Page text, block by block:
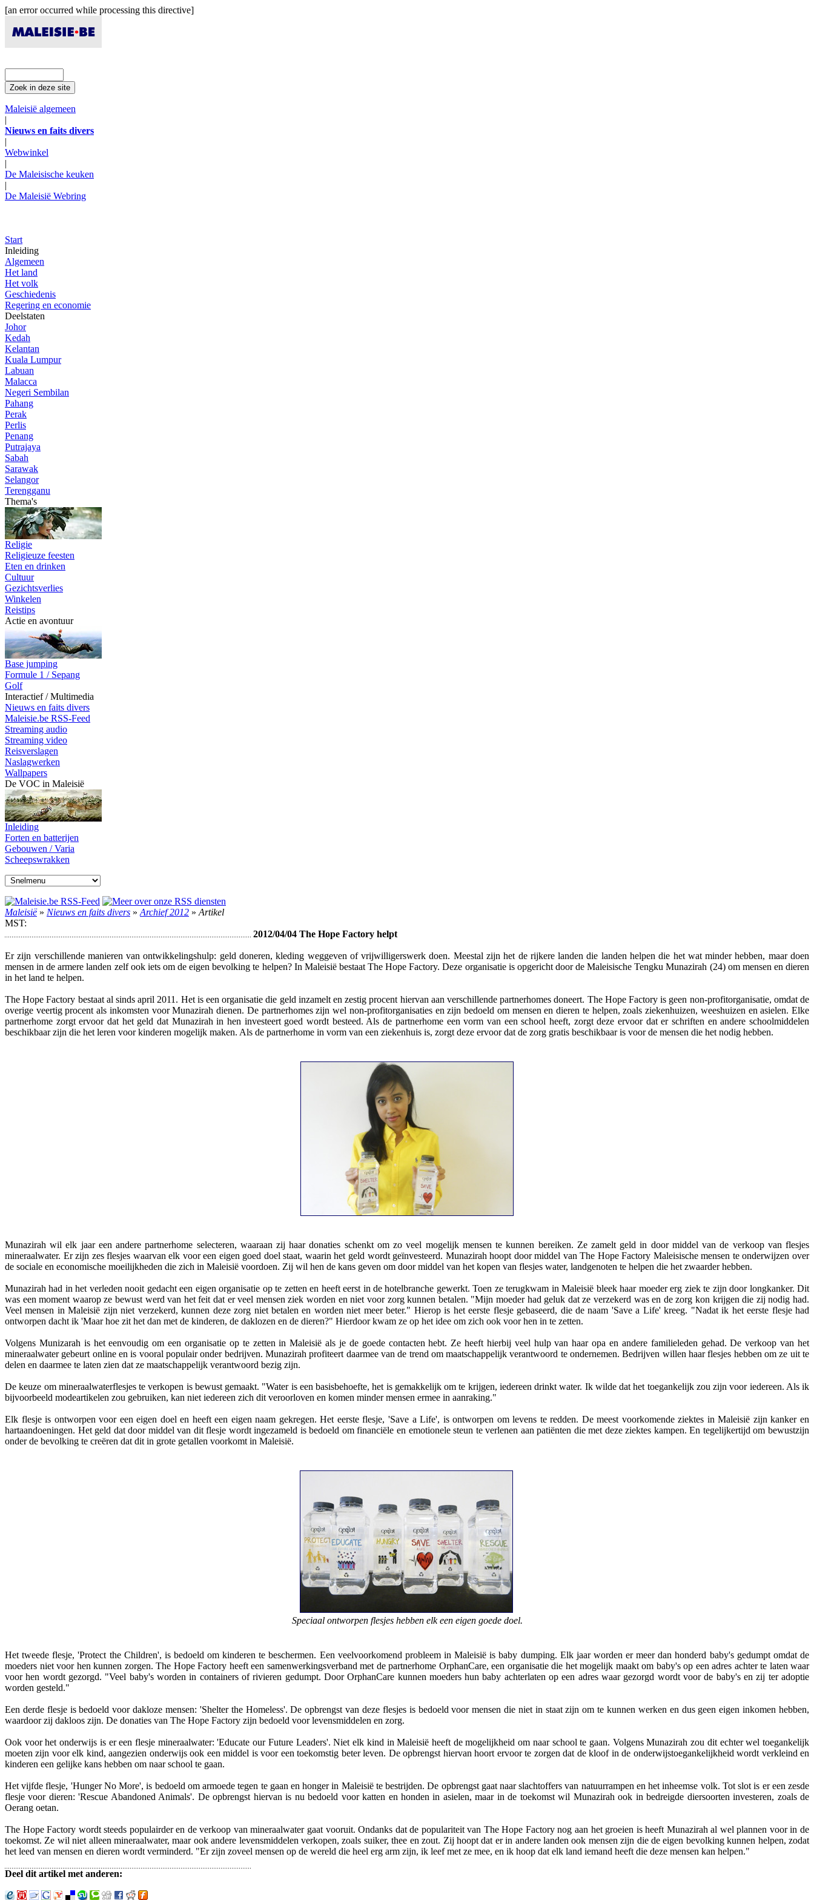
[an error occurred while processing this directive]
Maleisië algemeen
|
Nieuws en faits divers
|
Webwinkel
|
De Maleisische keuken
|
De Maleisië Webring
Start
Inleiding
Algemeen
Het land
Het volk
Geschiedenis
Regering en economie
Deelstaten
Johor
Kedah
Kelantan
Kuala Lumpur
Labuan
Malacca
Negeri Sembilan
Pahang
Perak
Perlis
Penang
Putrajaya
Sabah
Sarawak
Selangor
Terengganu
Thema's
Religie
Religieuze feesten
Eten en drinken
Cultuur
Gezichtsverlies
Winkelen
Reistips
Actie en avontuur
Base jumping
Formule 1 / Sepang
Golf
Interactief / Multimedia
Nieuws en faits divers
Maleisie.be RSS-Feed
Streaming audio
Streaming video
Reisverslagen
Naslagwerken
Wallpapers
De VOC in Maleisië
Inleiding
Forten en batterijen
Gebouwen / Varia
Scheepswrakken
Maleisië» Nieuws en faits divers » Archief 2012 » Artikel
MST:
2012/04/04 The Hope Factory helpt
Er zijn verschillende manieren van ontwikkelingshulp: geld doneren, kleding weggeven of vrijwilligerswerk doen. Meestal zijn het de rijkere landen die landen helpen die het wat minder hebben, maar doen
mensen in de armere landen zelf ook iets om de eigen bevolking te helpen? In Maleisië bestaat The Hope Factory. Deze organisatie is opgericht door de Maleisische Tengku Munazirah (24) om mensen en dieren
in het land te helpen.
The Hope Factory bestaat al sinds april 2011. Het is een organisatie die geld inzamelt en zestig procent hiervan aan verschillende partnerhomes doneert. The Hope Factory is geen non-profitorganisatie, omdat de
overige veertig procent als inkomsten voor Munazirah dienen. De partnerhomes zijn wel non-profitorganisaties en zijn bedoeld om mensen en dieren te helpen, zoals ziekenhuizen, weeshuizen en asielen. Elke
partnerhome zorgt ervoor dat het geld dat Munazirah in hen investeert goed wordt besteed. Als de partnerhome een vorm van een school heeft, zorgt deze ervoor dat er schriften en andere schoolmiddelen
beschikbaar zijn die het leren voor kinderen mogelijk maken. Als de partnerhome in vorm van een ziekenhuis is, zorgt deze ervoor dat de zorg gratis beschikbaar is voor de mensen die het nodig hebben.
Munazirah wil elk jaar een andere partnerhome selecteren, waaraan zij haar donaties schenkt om zo veel mogelijk mensen te kunnen bereiken. Ze zamelt geld in door middel van de verkoop van flesjes
mineraalwater. Er zijn zes flesjes waarvan elk voor een eigen goed doel staat, waarin het geld wordt geïnvesteerd. Munazirah hoopt door middel van The Hope Factory Maleisische mensen te onderwijzen over
de sociale en economische moeilijkheden die zich in Maleisië voordoen. Zij wil hen de kans geven om door middel van het kopen van flesjes water, landgenoten te helpen die het zwaarder hebben.
Munazirah had in het verleden nooit gedacht een eigen organisatie op te zetten en heeft eerst in de hotelbranche gewerkt. Toen ze terugkwam in Maleisië bleek haar moeder erg ziek te zijn door longkanker. Dit
was een moment waarop ze bewust werd van het feit dat er veel mensen ziek worden en niet voor zorg kunnen betalen. "Mijn moeder had geluk dat ze verzekerd was en de zorg kon krijgen die zij nodig had.
Veel mensen in Maleisië zijn niet verzekerd, kunnen deze zorg niet betalen en worden niet meer beter." Hierop is het eerste flesje gebaseerd, die de naam 'Save a Life' kreeg. "Nadat ik het eerste flesje had
ontworpen dacht ik 'Maar hoe zit het dan met de kinderen, de daklozen en de dieren?" Hierdoor kwam ze op het idee om zich ook voor hen in te zetten.
Volgens Munizarah is het eenvoudig om een organisatie op te zetten in Maleisië als je de goede contacten hebt. Ze heeft hierbij veel hulp van haar opa en andere familieleden gehad. De verkoop van het
mineraalwater gebeurt online en is vooral populair onder bedrijven. Munazirah profiteert daarmee van de trend om maatschappelijk verantwoord te ondernemen. Bedrijven willen haar flesjes hebben om ze uit te
delen en daarmee te laten zien dat ze maatschappelijk verantwoord bezig zijn.
De keuze om mineraalwaterflesjes te verkopen is bewust gemaakt. "Water is een basisbehoefte, het is gemakkelijk om te krijgen, iedereen drinkt water. Ik wilde dat het toegankelijk zou zijn voor iedereen. Als ik
bijvoorbeeld modeartikelen zou gebruiken, kan niet iedereen zich dit veroorloven en komen minder mensen ermee in aanraking."
Elk flesje is ontworpen voor een eigen doel en heeft een eigen naam gekregen. Het eerste flesje, 'Save a Life', is ontworpen om levens te redden. De meest voorkomende ziektes in Maleisië zijn kanker en
hartaandoeningen. Het geld dat door middel van dit flesje wordt ingezameld is bedoeld om financiële en emotionele steun te verlenen aan patiënten die met deze ziektes kampen. En tegelijkertijd om bewustzijn
onder de bevolking te creëren dat dit in grote getallen voorkomt in Maleisië.
Speciaal ontworpen flesjes hebben elk een eigen goede doel.
Het tweede flesje, 'Protect the Children', is bedoeld om kinderen te beschermen. Een veelvoorkomend probleem in Maleisië is baby dumping. Elk jaar worden er meer dan honderd baby's gedumpt omdat de
moeders niet voor hen kunnen zorgen. The Hope Factory heeft een samenwerkingsverband met de partnerhome OrphanCare, een organisatie die het mogelijk maakt om baby's op een adres achter te laten waar
voor hen wordt gezorgd. "Veel baby's worden in containers of rivieren gedumpt. Door OrphanCare kunnen moeders hun baby achterlaten op een adres waar gezorgd wordt voor de baby's en zij ter adoptie
worden gesteld."
Een derde flesje is bedoeld voor dakloze mensen: 'Shelter the Homeless'. De opbrengst van deze flesjes is bedoeld voor mensen die niet in staat zijn om te kunnen werken en dus geen eigen inkomen hebben,
waardoor zij dakloos zijn. De donaties van The Hope Factory zijn bedoeld voor levensmiddelen en zorg.
Ook voor het onderwijs is er een flesje mineraalwater: 'Educate our Future Leaders'. Niet elk kind in Maleisië heeft de mogelijkheid om naar school te gaan. Volgens Munazirah zou dit echter wel toegankelijk
moeten zijn voor elk kind, aangezien onderwijs ook een middel is voor een toekomstig beter leven. De opbrengst hiervan hoort ervoor te zorgen dat de kloof in de onderwijstoegankelijkheid wordt verkleind en
kinderen een gelijke kans hebben om naar school te gaan.
Het vijfde flesje, 'Hunger No More', is bedoeld om armoede tegen te gaan en honger in Maleisië te bestrijden. De opbrengst gaat naar slachtoffers van natuurrampen en het inheemse volk. Tot slot is er een zesde
flesje voor dieren: 'Rescue Abandoned Animals'. De opbrengst hiervan is nu bedoeld voor katten en honden in asielen, maar in de toekomst wil Munazirah ook in bedreigde diersoorten investeren, zoals de
Oerang oetan.
The Hope Factory wordt steeds populairder en de verkoop van mineraalwater gaat vooruit. Ondanks dat de populariteit van The Hope Factory nog aan het groeien is heeft Munazirah al wel plannen voor in de
toekomst. Ze wil niet alleen mineraalwater, maar ook andere levensmiddelen verkopen, zoals suiker, thee en zout. Zij hoopt dat er in andere landen ook mensen zijn die de eigen bevolking kunnen helpen, zodat
het leed van mensen en dieren wordt verminderd. "Er zijn zoveel mensen op de wereld die heel erg arm zijn, ik leef met ze mee, en ik hoop dat elk land iemand heeft die deze mensen kan helpen."
Deel dit artikel met anderen: